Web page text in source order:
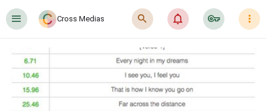
󰍜 Cross Medias 󰍉 󰂜 󰷖 󰇙